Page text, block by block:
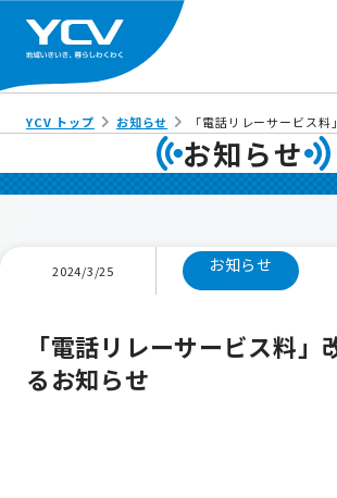
YCV トップ お知らせ 「電話リレーサービス料
お知らせ
2024/3/25 お知らせ
「電話リレーサービス料」
るお知らせ